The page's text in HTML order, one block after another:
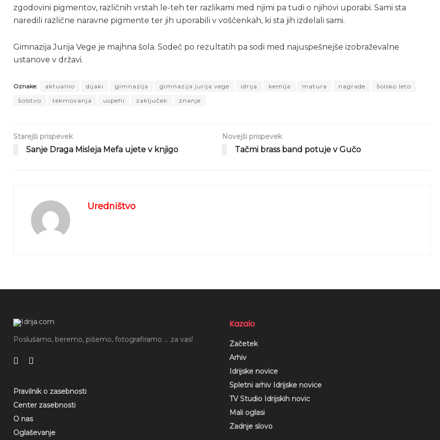
zgodovini pigmentov, različnih vrstah le-teh ter razlikami med njimi pa tudi o njihovi uporabi. Sami sta
naredili različne naravne pigmente ter jih uporabili v voščenkah, ki sta jih izdelali sami.
Gimnazija Jurija Vege je majhna šola. Sodeč po rezultatih pa sodi med najuspešnejše izobraževalne
ustanove v državi.
Oznake: aktualno dijaki gimnazija gimnazija jurija vege idrija kemija matura nagrade
šolsko leto
šolstvo
tekmovanja uspehi zaključek znanje
Starejši prispevek
Sanje Draga Misleja Mefa ujete v knjigo
Novejši prispevek
Tačmi brass band potuje v Gučo
Uredništvo
Poslušamo, beremo, pišemo, fotografiramo ... za vas!
Pravilnik o zasebnosti
Center zasebnosti
O nas
Oglaševanje
Kazalo
Začetek
Arhiv
Idrijske novice
Spletni arhiv Idrijske novice
TV Studio Idrijskih novic
Mali oglasi
Zadnje slovo